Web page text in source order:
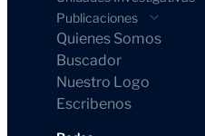
Publicaciones
Quienes Somos
Buscador
Nuestro Logo
Escribenos